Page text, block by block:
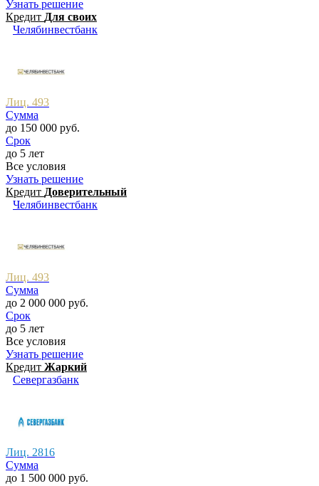
Узнать решение
Кредит Для своих
Челябинвестбанк
Лиц. 493
Сумма
до 150 000 руб.
Срок
до 5 лет
Все условия
Узнать решение
Кредит Доверительный
Челябинвестбанк
Лиц. 493
Сумма
до 2 000 000 руб.
Срок
до 5 лет
Все условия
Узнать решение
Кредит Жаркий
Севергазбанк
Лиц. 2816
Сумма
до 1 500 000 руб.